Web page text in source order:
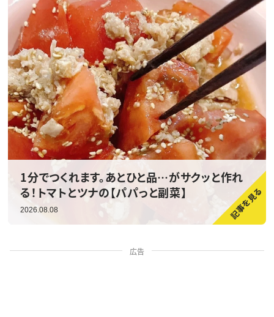
1分でつくれます。あとひと品…がサクッと作れ
る！トマトとツナの【パパっと副菜】
2026.08.08
広告